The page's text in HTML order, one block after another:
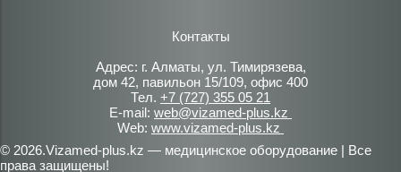
Контакты
Адрес: г. Алматы, ул. Тимирязева,
дом 42, павильон 15/109, офис 400
Тел. +7 (727) 355 05 21
E-mail: web@vizamed-plus.kz
Web: www.vizamed-plus.kz
© 2026.Vizamed-plus.kz — медицинское оборудование | Все
права защищены!